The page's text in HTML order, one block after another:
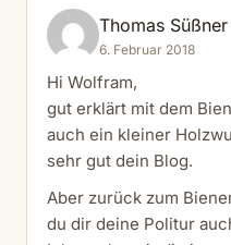
Thomas Süßner
6. Februar 2018
Hi Wolfram,
gut erklärt mit dem
auch ein kleiner
sehr gut dein Blog.
Aber zurück zum
du dir deine Politur